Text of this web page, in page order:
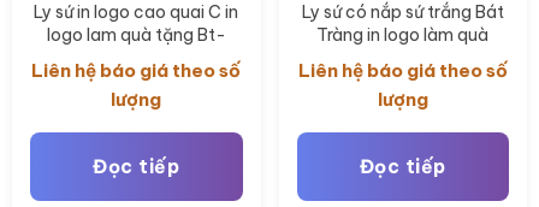
Ly sứ in logo cao quai C in
logo lam quà tặng Bt-
Liên hệ báo giá theo số
lượng
Đọc tiếp
Ly sứ có nắp sứ trắng Bát
Tràng in logo làm quà
tặng BT-QT119
Liên hệ báo giá theo số
lượng
Đọc tiếp